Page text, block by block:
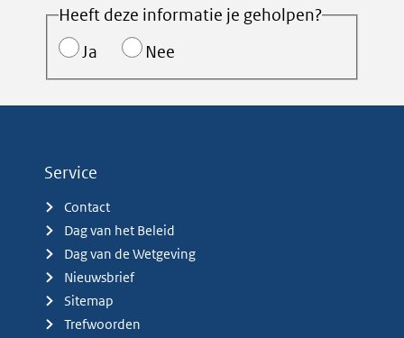
Heeft deze informatie je geholpen?
Ja
Nee
Service
Contact
Dag van het Beleid
Dag van de Wetgeving
Nieuwsbrief
Sitemap
Trefwoorden